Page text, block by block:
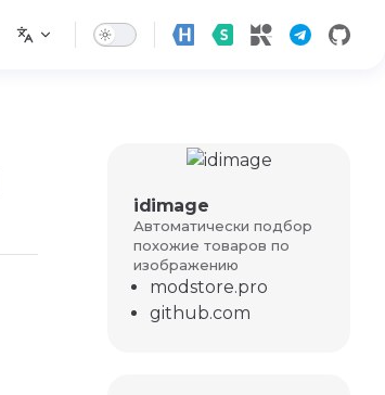
idimage
Автоматически подбор
похожие товаров по
изображению
modstore.pro
github.com